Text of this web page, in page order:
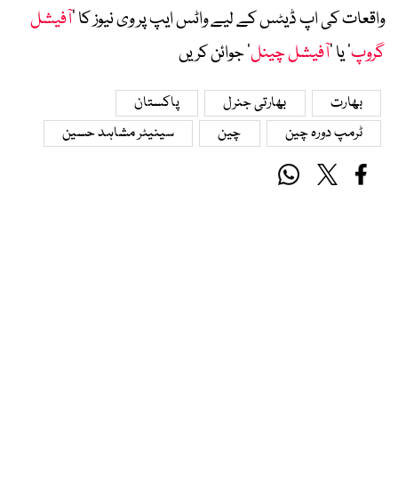
واقعات کی اپ ڈیٹس کے لیے واٹس ایپ پر وی نیوز کا ’آفیشل
گروپ‘ یا ’آفیشل چینل‘ جوائن کریں
بھارت بھارتی جنرل
پاکستان
ٹرمپ دورہ چین
چین سینیٹر مشاہد حسین